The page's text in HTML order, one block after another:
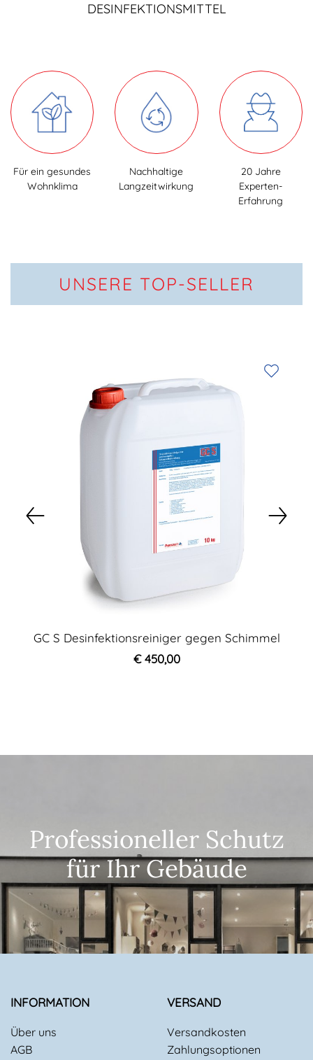
DESINFEKTIONSMITTEL
Für ein gesundes
Wohnklima
Nachhaltige
Langzeit­wirkung
20 Jahre
Experten-
Erfahrung
UNSERE TOP-SELLER
GC S Desinfektionsreiniger gegen Schimmel
€ 450,00
Professioneller Schutz
für Ihr Gebäude
INFORMATION
Über uns
AGB
VERSAND
Versandkosten
Zahlungsoptionen